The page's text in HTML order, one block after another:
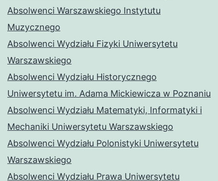
Absolwenci Warszawskiego Instytutu
Muzycznego
Absolwenci Wydziału Fizyki Uniwersytetu
Warszawskiego
Absolwenci Wydziału Historycznego
Uniwersytetu im. Adama Mickiewicza w Poznaniu
Absolwenci Wydziału Matematyki, Informatyki i
Mechaniki Uniwersytetu Warszawskiego
Absolwenci Wydziału Polonistyki Uniwersytetu
Warszawskiego
Absolwenci Wydziału Prawa Uniwersytetu